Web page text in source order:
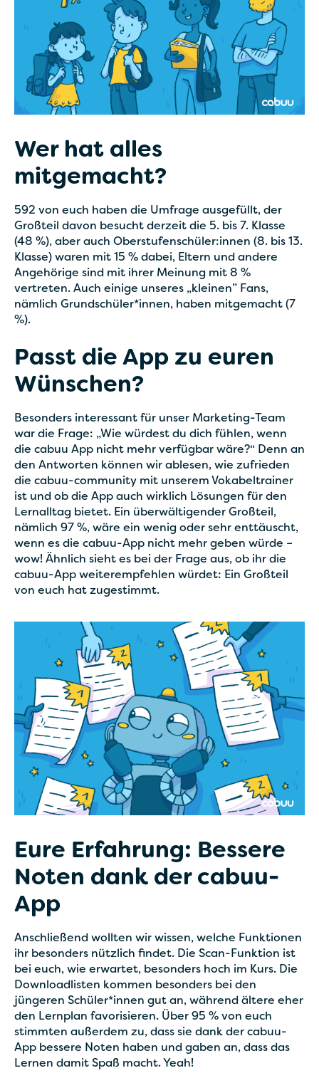
Wer hat alles
mitgemacht?
592 von euch haben die Umfrage ausgefüllt, der
Großteil davon besucht derzeit die 5. bis 7. Klasse
(48 %), aber auch Oberstufenschüler:innen (8. bis 13.
Klasse) waren mit 15 % dabei, Eltern und andere
Angehörige sind mit ihrer Meinung mit 8 %
vertreten. Auch einige unseres „kleinen” Fans,
nämlich Grundschüler*innen, haben mitgemacht (7
%).
Passt die App zu euren
Wünschen?
Besonders interessant für unser Marketing-Team
war die Frage: „Wie würdest du dich fühlen, wenn
die cabuu App nicht mehr verfügbar wäre?“ Denn an
den Antworten können wir ablesen, wie zufrieden
die cabuu-community mit unserem Vokabeltrainer
ist und ob die App auch wirklich Lösungen für den
Lernalltag bietet. Ein überwältigender Großteil,
nämlich 97 %, wäre ein wenig oder sehr enttäuscht,
wenn es die cabuu-App nicht mehr geben würde –
wow! Ähnlich sieht es bei der Frage aus, ob ihr die
cabuu-App weiterempfehlen würdet: Ein Großteil
von euch hat zugestimmt.
Eure Erfahrung: Bessere
Noten dank der cabuu-
App
Anschließend wollten wir wissen, welche Funktionen
ihr besonders nützlich findet. Die Scan-Funktion ist
bei euch, wie erwartet, besonders hoch im Kurs. Die
Downloadlisten kommen besonders bei den
jüngeren Schüler*innen gut an, während ältere eher
den Lernplan favorisieren. Über 95 % von euch
stimmten außerdem zu, dass sie dank der cabuu-
App bessere Noten haben und gaben an, dass das
Lernen damit Spaß macht. Yeah!